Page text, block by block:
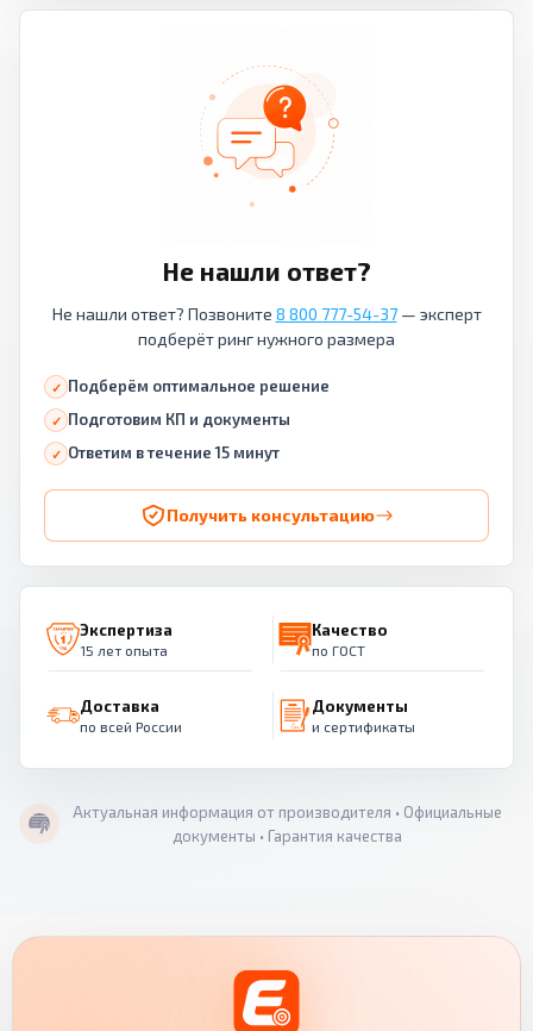
Не нашли ответ?
Не нашли ответ? Позвоните 8 800 777-54-37— эксперт
подберёт ринг нужного размера
Подберём оптимальное решение
Подготовим КП и документы
Ответим в течение 15 минут
Получить консультацию
Экспертиза
15 лет опыта
Качество
по ГОСТ
Доставка
по всей России
Документы
и сертификаты
Актуальная информация от производителя • Официальные
документы • Гарантия качества